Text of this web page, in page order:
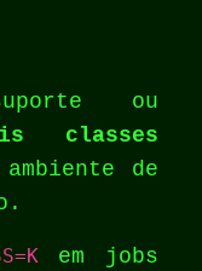
ou
classes
de
em jobs